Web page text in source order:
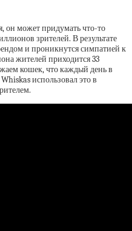
он может придумать что-то
зрителей. В результате
и проникнутся симпатией к
жителей приходится 33
кошек, что каждый день в
использовал это в